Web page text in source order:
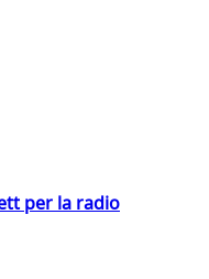
per la radio